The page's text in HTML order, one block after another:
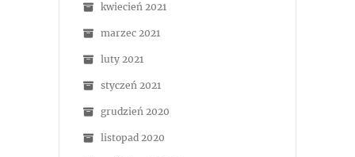
kwiecień 2021
marzec 2021
luty 2021
styczeń 2021
grudzień 2020
listopad 2020